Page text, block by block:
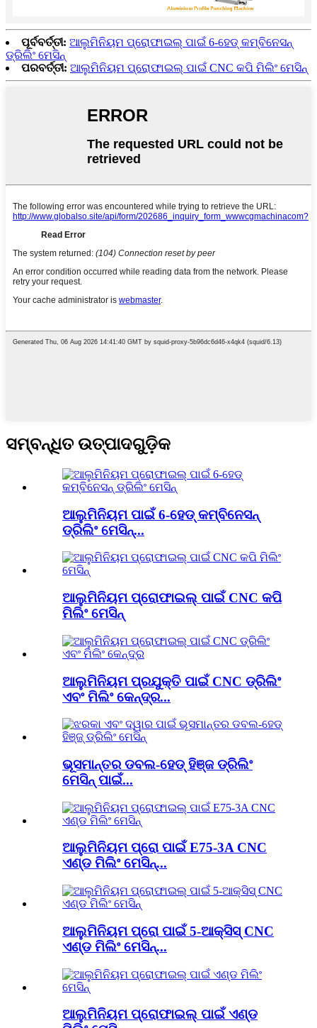
ପୂର୍ବବର୍ତ୍ତୀ: ଆଲୁମିନିୟମ ପ୍ରୋଫାଇଲ୍ ପାଇଁ 6-ହେଡ୍ କମ୍ବିନେସନ୍
ଡ୍ରିଲିଂ ମେସିନ୍
ପରବର୍ତ୍ତୀ: ଆଲୁମିନିୟମ ପ୍ରୋଫାଇଲ୍ ପାଇଁ CNC କପି ମିଲିଂ ମେସିନ୍
ସମ୍ବନ୍ଧିତ ଉତ୍ପାଦଗୁଡ଼ିକ
ଆଲୁମିନିୟମ ପାଇଁ 6-ହେଡ୍ କମ୍ବିନେସନ୍
ଡ୍ରିଲିଂ ମେସିନ୍...
ଆଲୁମିନିୟମ ପ୍ରୋଫାଇଲ୍ ପାଇଁ CNC କପି
ମିଲିଂ ମେସିନ୍
ଆଲୁମିନିୟମ ପ୍ରଯୁକ୍ତି ପାଇଁ CNC ଡ୍ରିଲିଂ
ଏବଂ ମିଲିଂ କେନ୍ଦ୍ର...
ଭୂସମାନ୍ତର ଡବଲ-ହେଡ୍ ହିଞ୍ଜ ଡ୍ରିଲିଂ
ମେସିନ୍ ପାଇଁ...
ଆଲୁମିନିୟମ ପ୍ରୋ ପାଇଁ E75-3A CNC
ଏଣ୍ଡ ମିଲିଂ ମେସିନ୍...
ଆଲୁମିନିୟମ ପ୍ରୋ ପାଇଁ 5-ଆକ୍ସିସ୍ CNC
ଏଣ୍ଡ ମିଲିଂ ମେସିନ୍...
ଆଲୁମିନିୟମ ପ୍ରୋଫାଇଲ୍ ପାଇଁ ଏଣ୍ଡ